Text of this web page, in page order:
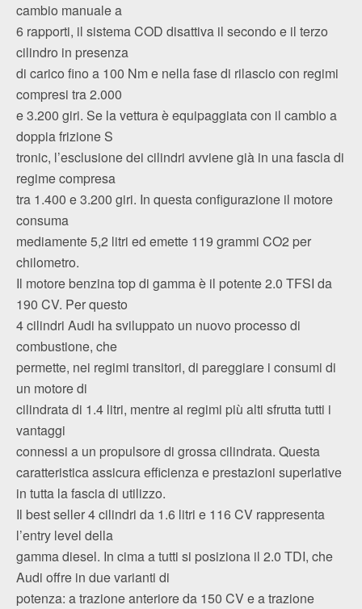
cambio manuale a
6 rapporti, il sistema COD disattiva il secondo e il terzo
cilindro in presenza
di carico fino a 100 Nm e nella fase di rilascio con regimi
compresi tra 2.000
e 3.200 giri. Se la vettura è equipaggiata con il cambio a
doppia frizione S
tronic, l’esclusione dei cilindri avviene già in una fascia di
regime compresa
tra 1.400 e 3.200 giri. In questa configurazione il motore
consuma
mediamente 5,2 litri ed emette 119 grammi CO2 per
chilometro.
Il motore benzina top di gamma è il potente 2.0 TFSI da
190 CV. Per questo
4 cilindri Audi ha sviluppato un nuovo processo di
combustione, che
permette, nei regimi transitori, di pareggiare i consumi di
un motore di
cilindrata di 1.4 litri, mentre ai regimi più alti sfrutta tutti i
vantaggi
connessi a un propulsore di grossa cilindrata. Questa
caratteristica assicura efficienza e prestazioni superlative
in tutta la fascia di utilizzo.
Il best seller 4 cilindri da 1.6 litri e 116 CV rappresenta
l’entry level della
gamma diesel. In cima a tutti si posiziona il 2.0 TDI, che
Audi offre in due varianti di
potenza: a trazione anteriore da 150 CV e a trazione